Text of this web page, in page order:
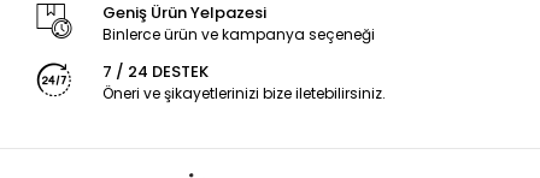
Geniş Ürün Yelpazesi
Binlerce ürün ve kampanya seçeneği
7 / 24 DESTEK
Öneri ve şikayetlerinizi bize iletebilirsiniz.